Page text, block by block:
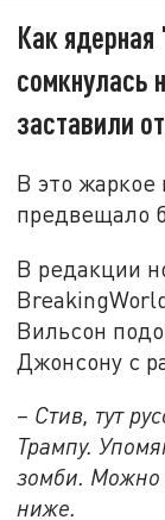
Как
заставили
В это жаркое
предвещало
В редакции
Вильсон
Джонсону с
– Стив, тут
Трампу.
зомби. Можно
ниже.